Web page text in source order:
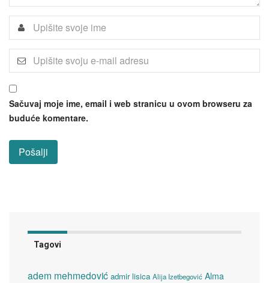
Sačuvaj moje ime, email i web stranicu u ovom browseru za
buduće komentare.
Tagovi
adem mehmedović admir lisica Alija Izetbegović Alma